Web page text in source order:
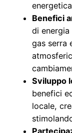
Benefici
di
gas serra
Sviluppo
benefici
locale,